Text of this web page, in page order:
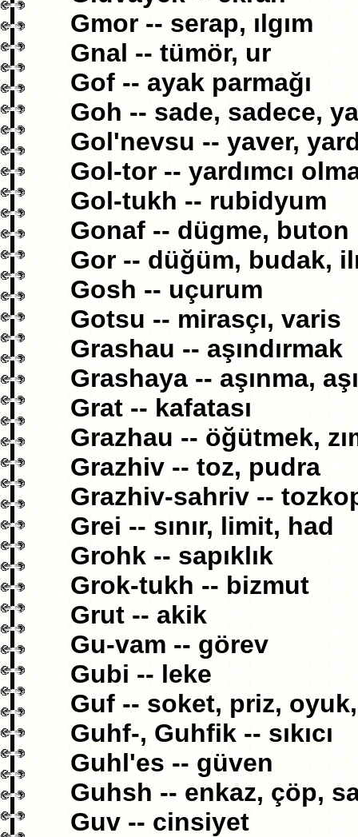
Gmor -- serap, ılgım
Gnal -- tümör, ur
Gof -- ayak parmağı
Goh -- sade, sadece,
Gol'nevsu -- yaver,
Gol-tor -- yardımcı
Gol-tukh -- rubidyum
Gonaf -- dügme, buton
Gor -- düğüm, budak,
Gosh -- uçurum
Gotsu -- mirasçı, varis
Grashau -- aşındırmak
Grashaya -- aşınma,
Grat -- kafatası
Grazhau -- öğütmek,
Grazhiv -- toz, pudra
Grazhiv-sahriv --
Grei -- sınır, limit, had
Grohk -- sapıklık
Grok-tukh -- bizmut
Grut -- akik
Gu-vam -- görev
Gubi -- leke
Guf -- soket, priz,
Guhf-, Guhfik -- sıkıcı
Guhl'es -- güven
Guhsh -- enkaz, çöp,
Guv -- cinsiyet